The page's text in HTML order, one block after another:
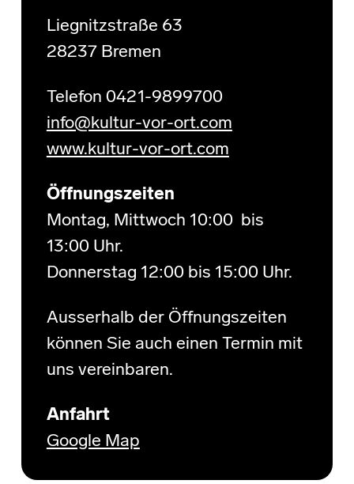
Liegnitzstraße 63
28237 Bremen
Telefon 0421-9899700
info@kultur-vor-ort.com
www.kultur-vor-ort.com
Öffnungszeiten
Montag, Mittwoch 10:00 bis
13:00 Uhr.
Donnerstag 12:00 bis 15:00 Uhr.
Ausserhalb der Öffnungszeiten
können Sie auch einen Termin mit
uns vereinbaren.
Anfahrt
Google Map